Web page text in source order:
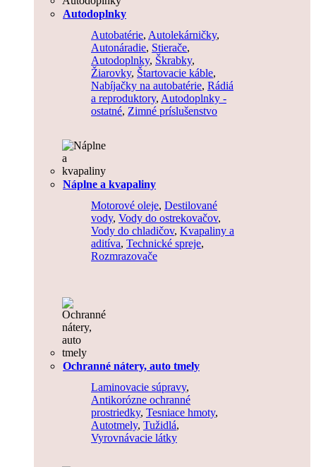
Autodoplnky
Autobatérie, Autolekárničky,
Autonáradie, Stierače,
Autodoplnky, Škrabky,
Žiarovky, Štartovacie káble,
Nabíjačky na autobatérie, Rádiá
a reproduktory, Autodoplnky -
ostatné, Zimné príslušenstvo
Náplne a kvapaliny
Motorové oleje, Destilované
vody, Vody do ostrekovačov,
Vody do chladičov, Kvapaliny a
aditíva, Technické spreje,
Rozmrazovače
Ochranné nátery, auto tmely
Laminovacie súpravy,
Antikorózne ochranné
prostriedky, Tesniace hmoty,
Autotmely, Tužidlá,
Vyrovnávacie látky